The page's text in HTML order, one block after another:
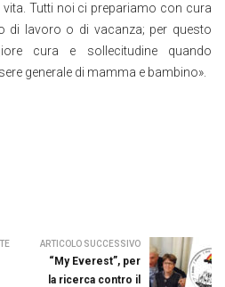
Tutti noi ci prepariamo con cura
di lavoro o di vacanza; per questo
cura e sollecitudine quando
generale di mamma e bambino».
ARTICOLO SUCCESSIVO
“My Everest”, per
la ricerca contro il